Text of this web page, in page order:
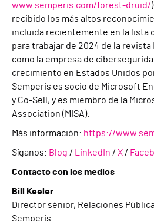
www.semperis.com/forest-druid/
recibido los más altos
incluida recientemente en la lista
para trabajar de 2024 de la revista
como la empresa de
crecimiento en Estados Unidos
Semperis es socio de Microsoft
y Co-Sell, y es miembro de la
Association (MISA).
Más información: https://
Síganos: Blog / LinkedIn / X /
Contacto con los medios
Bill Keeler
Director sénior, Relaciones
Semperis